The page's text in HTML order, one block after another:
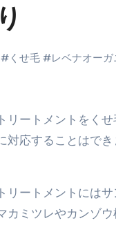
噴火の関係｜最新観
費税はかかるのか？
キーワード】一覧
# くせ毛 #レベナオーガ
リートメントをく
対応することはで
リートメントには
ミツレやカンゾ